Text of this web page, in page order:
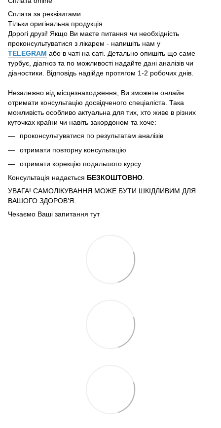
Сплата за реквізитами
Тільки оригінальна продукція
Дорогі друзі! Якщо Ви маєте питання чи необхідність
проконсультуватися з лікарем - напишіть нам у
TELEGRAM або в чаті на саті. Детально опишіть що саме
турбує, діагноз та по можливості надайте дані аналізів чи
діаностики. Відповідь надійде протягом 1-2 робочих днів.
Незалежно від місцезнаходження, Ви зможете онлайн
отримати консультацію досвідченого спеціаліста. Така
можливість особливо актуальна для тих, хто живе в різних
куточках країни чи навіть закордоном та хоче:
проконсультуватися по результатам аналізів
отримати повторну консультацію
отримати корекцію подальшого курсу
Консультація надається БЕЗКОШТОВНО.
УВАГА! САМОЛІКУВАННЯ МОЖЕ БУТИ ШКІДЛИВИМ ДЛЯ
ВАШОГО ЗДОРОВ’Я.
Чекаємо Ваші запитання тут